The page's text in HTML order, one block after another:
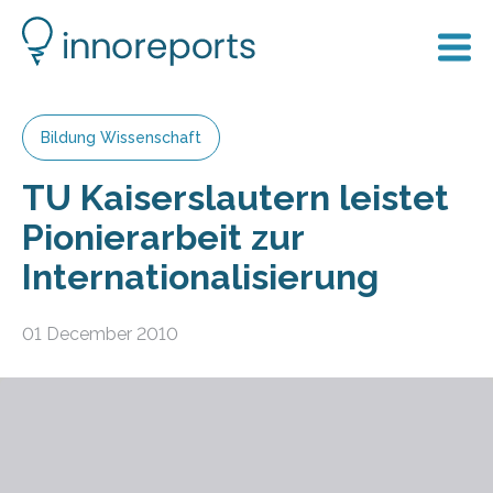
Bildung Wissenschaft
TU Kaiserslautern leistet
Pionierarbeit zur
Internationalisierung
01 December 2010